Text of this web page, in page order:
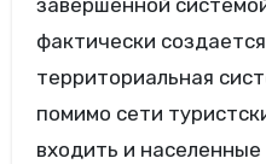
завершенной
фактически
территориальная
помимо сети
входить и